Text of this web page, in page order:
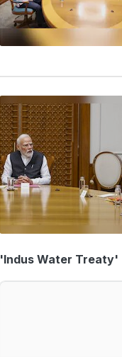
'Indus Water Treaty'